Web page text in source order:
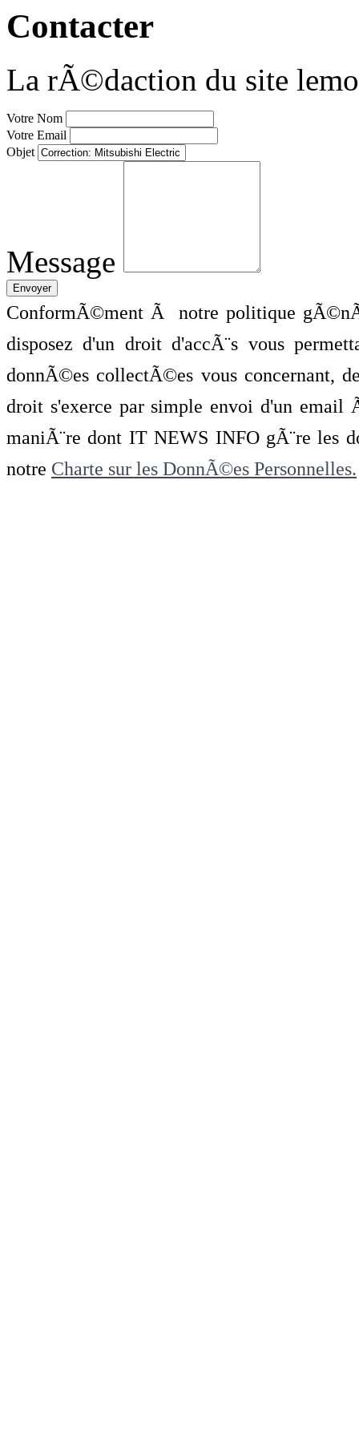
Contacter
La rÃ©daction du site
Votre Nom
Votre Email
Objet
Message
ConformÃ©ment Ã notre politique
disposez d'un droit d'accÃ¨s vous
donnÃ©es collectÃ©es vous concernant,
droit s'exerce par simple envoi d'un
maniÃ¨re dont IT NEWS INFO gÃ¨re les
notre Charte sur les DonnÃ©es Personnelles.